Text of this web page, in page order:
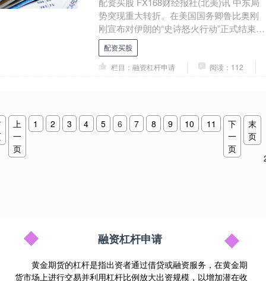
势突现重大转折。在美国国务卿鲁比奥刚
刚宣布对伊朗的“史诗怒火行动”正式结束
后，美国总统特朗普紧接着表示，美国与
伊朗....
配资买股
栏目：融资杠杆申请
阅读：112
上
一
页
1 2 3 4 5 6 7 8 9 10 11
下
一
页
末
页
融资杠杆申请
黄金期货的杠杆是指出资者通过借贷或融资服务，在黄金期
货市场上进行交易并利用杠杆比例放大出资规模，以增加潜在收